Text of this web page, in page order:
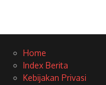
Home
Index Berita
Kebijakan Privasi